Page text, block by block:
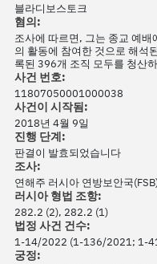
블라디보스토크
혐의:
조사에 따르면, 그는 종교 예
의 활동에 참여한 것으로 해석
록된 396개 조직 모두를 청산
사건 번호:
11807050001000038
사건이 시작됨:
2018년 4월 9일
진행 단계:
판결이 발효되었습니다
조사:
연해주 러시아 연방보안국
러시아 형법 조항:
282.2 (2), 282.2 (1)
법정 사건 건수:
1-14/2022 (1-136/2021; 1-
궁정: